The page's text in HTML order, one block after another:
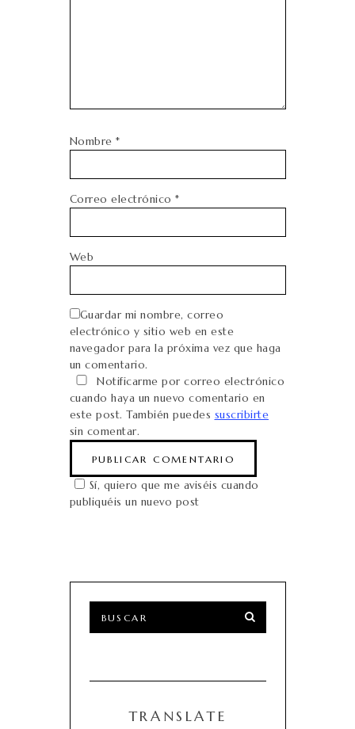
Nombre *
Correo electrónico *
Web
Guardar mi nombre, correo
electrónico y sitio web en este
navegador para la próxima vez que haga
un comentario.
Notificarme por correo electrónico
cuando haya un nuevo comentario en
este post. También puedes suscribirte
sin comentar.
Sí, quiero que me aviséis cuando
publiquéis un nuevo post
TRANSLATE